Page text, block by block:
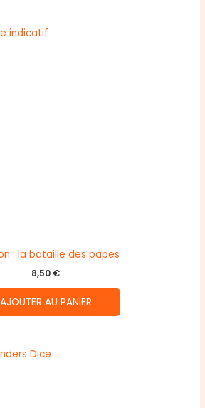
: la bataille des papes
8,50 €
AJOUTER AU PANIER